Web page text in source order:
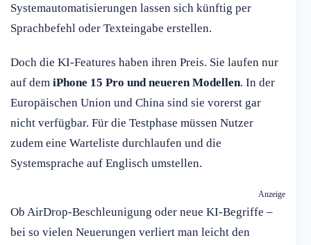
Systemautomatisierungen lassen sich künftig per
Sprachbefehl oder Texteingabe erstellen.
Doch die KI-Features haben ihren Preis. Sie laufen nur
auf dem iPhone 15 Pro und neueren Modellen. In der
Europäischen Union und China sind sie vorerst gar
nicht verfügbar. Für die Testphase müssen Nutzer
zudem eine Warteliste durchlaufen und die
Systemsprache auf Englisch umstellen.
Anzeige
Ob AirDrop-Beschleunigung oder neue KI-Begriffe –
bei so vielen Neuerungen verliert man leicht den